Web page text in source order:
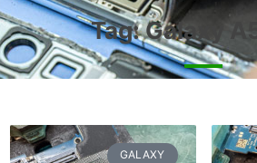
Tag: Galaxy
GALAXY